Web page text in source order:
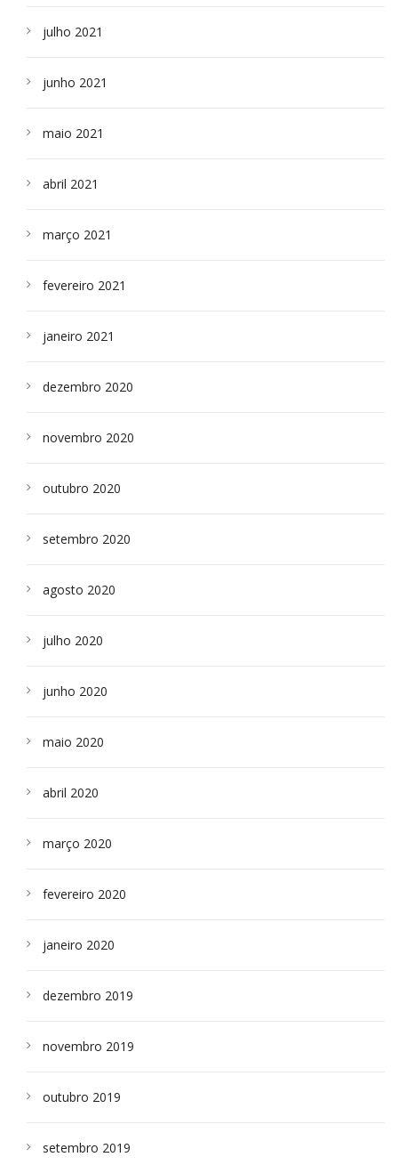
julho 2021
junho 2021
maio 2021
abril 2021
março 2021
fevereiro 2021
janeiro 2021
dezembro 2020
novembro 2020
outubro 2020
setembro 2020
agosto 2020
julho 2020
junho 2020
maio 2020
abril 2020
março 2020
fevereiro 2020
janeiro 2020
dezembro 2019
novembro 2019
outubro 2019
setembro 2019